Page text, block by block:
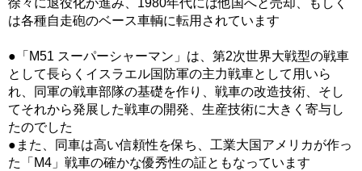
徐々に退役化が進み、1980年代には他国へと売却、もしく
は各種自走砲のベース車輌に転用されています
●「M51 スーパーシャーマン」は、第2次世界大戦型の戦車
として長らくイスラエル国防軍の主力戦車として用いら
れ、同軍の戦車部隊の基礎を作り、戦車の改造技術、そし
てそれから発展した戦車の開発、生産技術に大きく寄与し
たのでした
●また、同車は高い信頼性を保ち、工業大国アメリカが作っ
た「M4」戦車の確かな優秀性の証ともなっています